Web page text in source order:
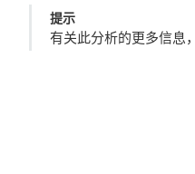
提示
有关此分析的更多信息